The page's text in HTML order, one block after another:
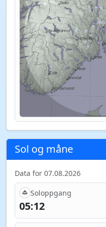
Sol og måne
Data for 07.08.2026
Soloppgang
05:12